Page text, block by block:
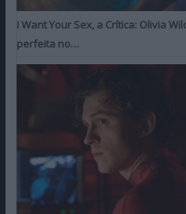
I Want Your Sex, a Crítica: Olivia
perfeita no…